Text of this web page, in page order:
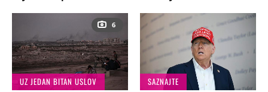
6
UZ JEDAN BITAN USLOV
SAZNAJTE